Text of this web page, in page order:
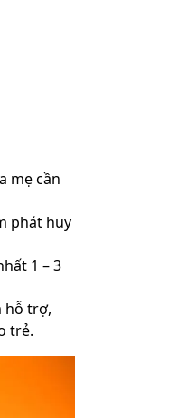
mẹ cần
phát huy
1 – 3
hỗ trợ,
trẻ.